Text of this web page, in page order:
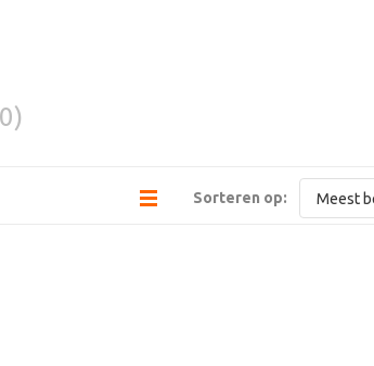
Sorteren op: